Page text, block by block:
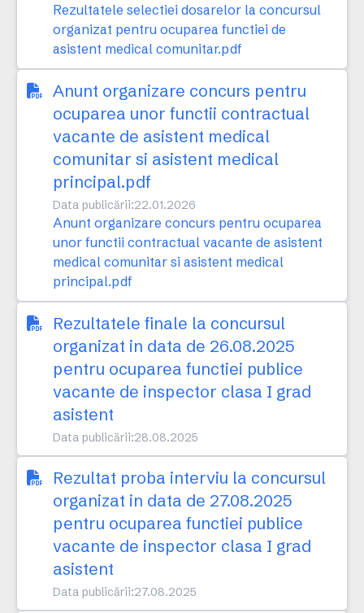
Rezultatele selectiei dosarelor la concursul
organizat pentru ocuparea functiei de
asistent medical comunitar.pdf
Anunt organizare concurs pentru
ocuparea unor functii contractual
vacante de asistent medical
comunitar si asistent medical
principal.pdf
Data publicării:22.01.2026
Anunt organizare concurs pentru ocuparea
unor functii contractual vacante de asistent
medical comunitar si asistent medical
principal.pdf
Rezultatele finale la concursul
organizat in data de 26.08.2025
pentru ocuparea functiei publice
vacante de inspector clasa I grad
asistent
Data publicării:28.08.2025
Rezultat proba interviu la concursul
organizat in data de 27.08.2025
pentru ocuparea functiei publice
vacante de inspector clasa I grad
asistent
Data publicării:27.08.2025